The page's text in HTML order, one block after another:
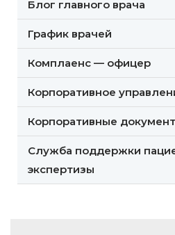
Блог главного врача
График врачей
Комплаенс — офицер
Корпоративное
Корпоративные
Служба поддержки
экспертизы